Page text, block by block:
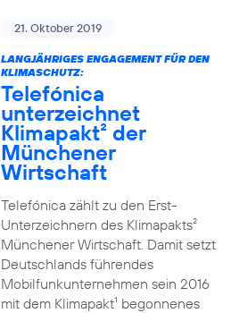
21. Oktober 2019
LANGJÄHRIGES ENGAGEMENT FÜR DEN
KLIMASCHUTZ:
Telefónica
unterzeichnet
Klimapakt² der
Münchener
Wirtschaft
Telefónica zählt zu den Erst-
Unterzeichnern des Klimapakts²
Münchener Wirtschaft. Damit setzt
Deutschlands führendes
Mobilfunkunternehmen sein 2016
mit dem Klimapakt¹ begonnenes